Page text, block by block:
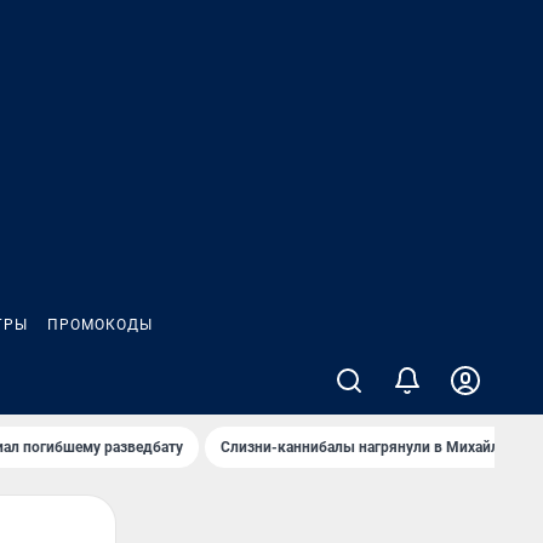
ПРОМОКОДЫ
погибшему разведбату Слизни-каннибалы нагрянули в Михайлов